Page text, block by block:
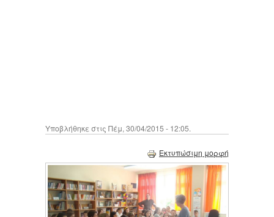
Υποβλήθηκε στις Πέμ, 30/04/2015 - 12:05.
Εκτυπώσιμη μορφή